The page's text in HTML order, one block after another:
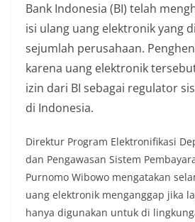
Bank Indonesia (BI) telah
isi ulang uang elektronik yang
sejumlah perusahaan.
karena uang elektronik
izin dari BI sebagai regulator
di Indonesia.
Direktur Program Elektronifikasi
dan Pengawasan Sistem
Purnomo Wibowo mengatakan
uang elektronik menganggap jika
hanya digunakan untuk di